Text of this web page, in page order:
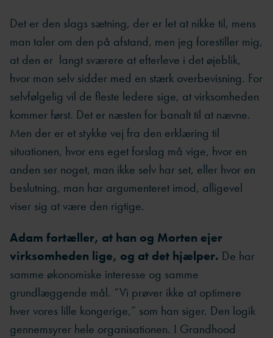
Det er den slags sætning, der er let at nikke til, mens
man taler om den på afstand, men jeg forestiller mig,
at den er langt sværere at efterleve i det øjeblik,
hvor man selv sidder med en stærk overbevisning. For
selvfølgelig vil de fleste ledere sige, at virksomheden
kommer først. Det er næsten for banalt til at nævne.
Men der er et stykke vej fra den erklæring til
situationen, hvor ens eget forslag må vige, hvor en
anden ser noget, man ikke selv har set, eller hvor en
beslutning, man har argumenteret imod, alligevel
viser sig at være den rigtige.
Adam fortæller, at han og Morten ejer
virksomheden lige, og at det hjælper. De har
samme økonomiske interesse og samme
grundlæggende mål. “Vi prøver ikke at optimere
hver vores lille kongerige,” som han siger. Den logik
gennemsyrer hele organisationen. I Grandhood